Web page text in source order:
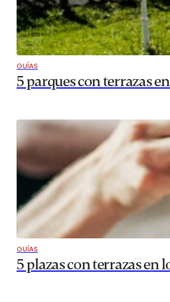
GUÍAS
5 parques con terrazas
GUÍAS
5 plazas con terrazas en